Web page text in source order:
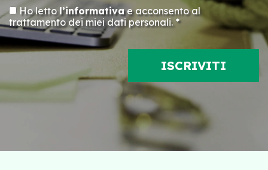
Ho lettol’informativae acconsento al
trattamento dei miei dati personali. *